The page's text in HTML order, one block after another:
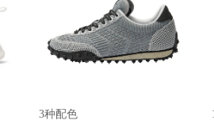
3种配色